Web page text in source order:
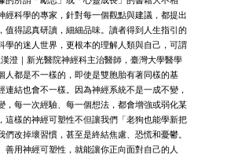
經科學的專家，針對每一個觀點與建議，都提出
值得認真研讀，細細品味。讀者得到人生指引的
學的迷人世界，更根本的理解人類與自己，可謂
澄｜新光醫院神經科主治醫師，臺灣大學醫學
人都是不一樣的，即使是雙胞胎有著同樣的基
連結也會不一樣。因為神經系統不是一成不變，
，每一次經驗、每一個想法，都會增強或弱化某
這樣的神經可塑性不但讓我們「老狗也能學新把
們改掉壞習慣，甚至是終結焦慮、恐慌和憂鬱。
善用神經可塑性，就能讓你正向面對自己的人